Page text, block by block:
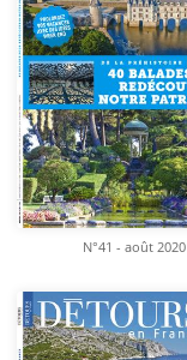
N°41 - août 2020